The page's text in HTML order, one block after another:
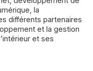
la
différents partenaires
et la gestion
et ses